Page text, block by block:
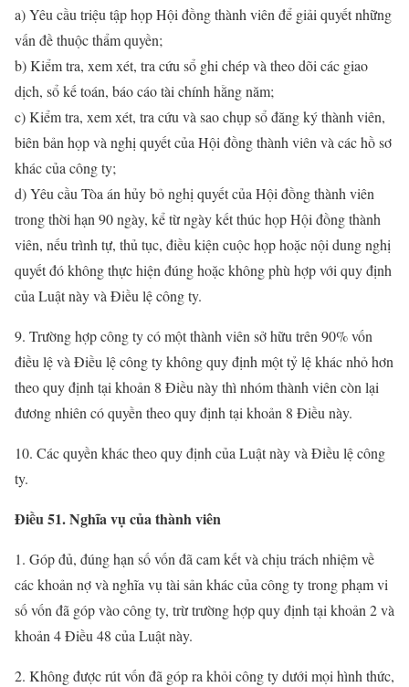
a) Yêu cầu triệu tập họp Hội đồng thành viên để giải quyết những
vấn đề thuộc thẩm quyền;
b) Kiểm tra, xem xét, tra cứu sổ ghi chép và theo dõi các giao
dịch, sổ kế toán, báo cáo tài chính hằng năm;
c) Kiểm tra, xem xét, tra cứu và sao chụp sổ đăng ký thành viên,
biên bản họp và nghị quyết của Hội đồng thành viên và các hồ sơ
khác của công ty;
d) Yêu cầu Tòa án hủy bỏ nghị quyết của Hội đồng thành viên
trong thời hạn 90 ngày, kể từ ngày kết thúc họp Hội đồng thành
viên, nếu trình tự, thủ tục, điều kiện cuộc họp hoặc nội dung nghị
quyết đó không thực hiện đúng hoặc không phù hợp với quy định
của Luật này và Điều lệ công ty.
9. Trường hợp công ty có một thành viên sở hữu trên 90% vốn
điều lệ và Điều lệ công ty không quy định một tỷ lệ khác nhỏ hơn
theo quy định tại khoản 8 Điều này thì nhóm thành viên còn lại
đương nhiên có quyền theo quy định tại khoản 8 Điều này.
10. Các quyền khác theo quy định của Luật này và Điều lệ công
ty.
Điều 51. Nghĩa vụ của thành viên
1. Góp đủ, đúng hạn số vốn đã cam kết và chịu trách nhiệm về
các khoản nợ và nghĩa vụ tài sản khác của công ty trong phạm vi
số vốn đã góp vào công ty, trừ trường hợp quy định tại khoản 2 và
khoản 4 Điều 48 của Luật này.
2. Không được rút vốn đã góp ra khỏi công ty dưới mọi hình thức,